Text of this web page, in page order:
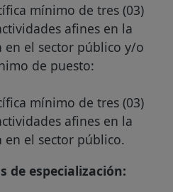
mínimo de tres (03)
afines en la
el sector público y/o
de puesto:
mínimo de tres (03)
afines en la
el sector público.
de especialización: